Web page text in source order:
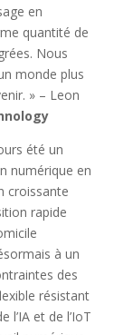
en
quantité de
Nous
monde plus
» – Leon
été un
numérique en
croissante
rapide
à un
des
résistant
l’IA et de l’IoT